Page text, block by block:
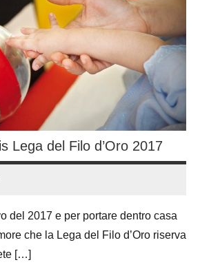
Lega del Filo d’Oro 2017
del 2017 e per portare dentro casa
che la Lega del Filo d’Oro riserva
[…]